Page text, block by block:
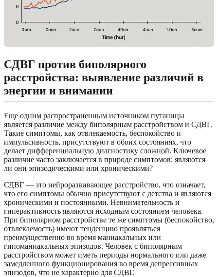
СДВГ против биполярного
расстройства: выявление различий в
энергии и внимании
Еще одним распространенным источником путаницы
является различие между биполярным расстройством и СДВГ.
Такие симптомы, как отвлекаемость, беспокойство и
импульсивность, присутствуют в обоих состояниях, что
делает дифференциальную диагностику сложной. Ключевое
различие часто заключается в природе симптомов: являются
ли они эпизодическими или хроническими?
СДВГ — это нейроразвивающее расстройство, что означает,
что его симптомы обычно присутствуют с детства и являются
хроническими и постоянными. Невнимательность и
гиперактивность являются исходным состоянием человека.
При биполярном расстройстве те же симптомы (беспокойство,
отвлекаемость) имеют тенденцию проявляться
преимущественно во время маниакальных или
гипоманиакальных эпизодов. Человек с биполярным
расстройством может иметь периоды нормального или даже
замедленного функционирования во время депрессивных
эпизодов, что не характерно для СДВГ.